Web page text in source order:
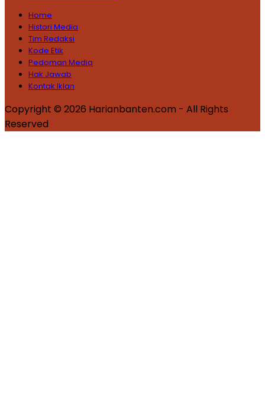
Home
Histori Media
Tim Redaksi
Kode Etik
Pedoman Media
Hak Jawab
Kontak Iklan
Copyright © 2026 Harianbanten.com - All Rights
Reserved